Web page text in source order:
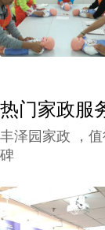
热门家政服
丰泽园家政 ，
碑